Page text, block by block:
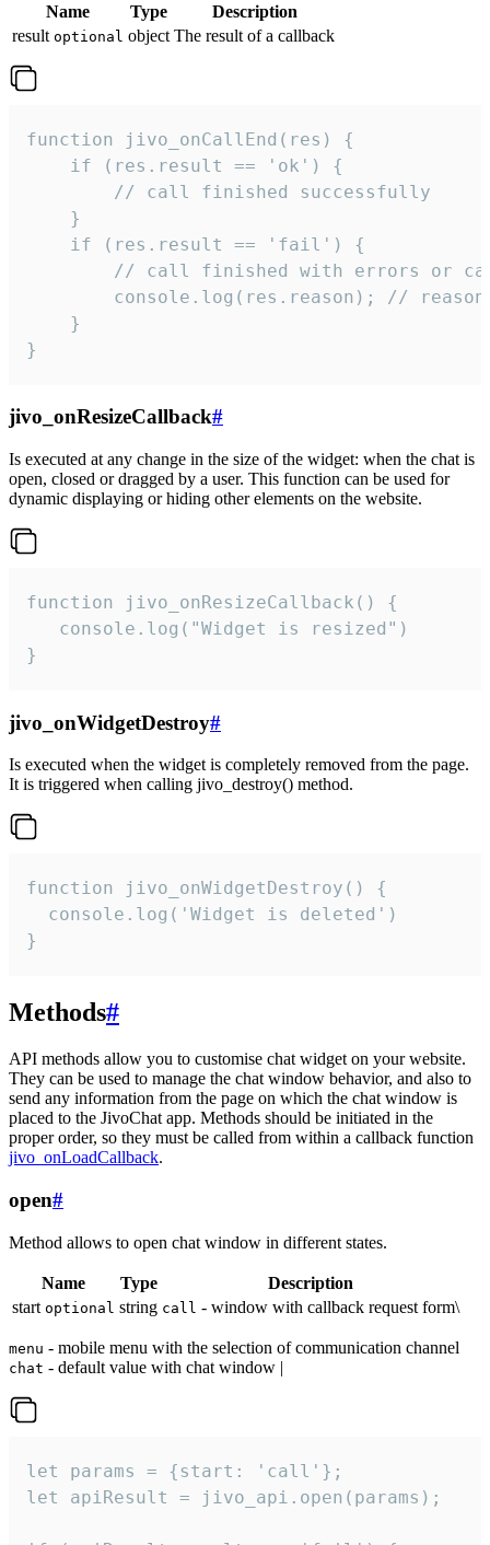
Name Type
Description
result optional object The result of a callback
function jivo_onCallEnd(res) {
    if (res.result == 'ok') {
        // call finished successfully
    }
    if (res.result == 'fail') {
// call finished with errors or
console.log(res.reason); //
    }
}
jivo_onResizeCallback#
Is executed at any change in the size of the widget: when the chat is
open, closed or dragged by a user. This function can be used for
dynamic displaying or hiding other elements on the website.
function jivo_onResizeCallback() {
   console.log("Widget is resized")
}
jivo_onWidgetDestroy#
Is executed when the widget is completely removed from the page.
It is triggered when calling jivo_destroy() method.
function jivo_onWidgetDestroy() {
  console.log('Widget is deleted')
}
Methods#
API methods allow you to customise chat widget on your website.
They can be used to manage the chat window behavior, and also to
send any information from the page on which the chat window is
placed to the JivoChat app. Methods should be initiated in the
proper order, so they must be called from within a callback function
jivo_onLoadCallback.
open#
Method allows to open chat window in different states.
Name Type
Description
start optional string call - window with callback request form\
menu - mobile menu with the selection of communication channel
chat - default value with chat window |
let params = {start: 'call'};
let apiResult = jivo_api.open(params);